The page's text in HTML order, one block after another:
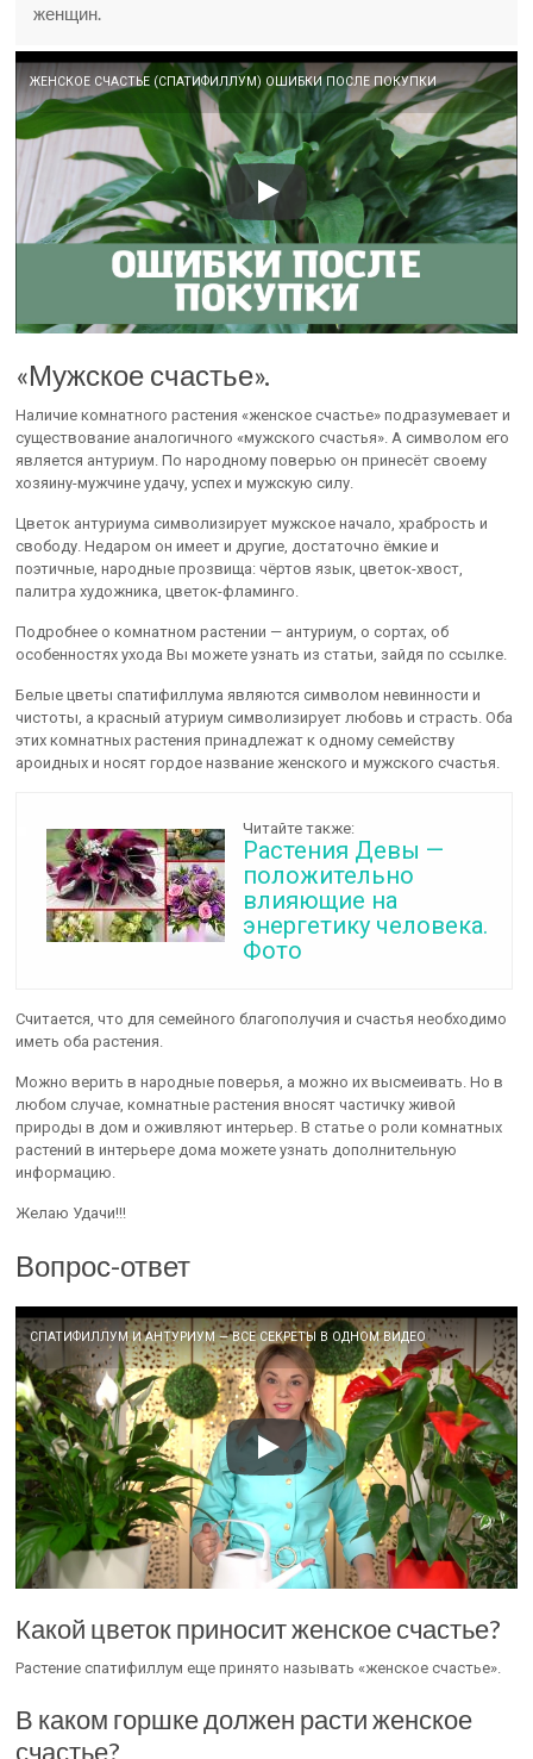
женщин.
ЖЕНСКОЕ СЧАСТЬЕ (СПАТИФИЛЛУМ) ОШИБКИ ПОСЛЕ ПОКУПКИ
«Мужское счастье».
Наличие комнатного растения «женское счастье» подразумевает и
существование аналогичного «мужского счастья». А символом его
является антуриум. По народному поверью он принесёт своему
хозяину-мужчине удачу, успех и мужскую силу.
Цветок антуриума символизирует мужское начало, храбрость и
свободу. Недаром он имеет и другие, достаточно ёмкие и
поэтичные, народные прозвища: чёртов язык, цветок-хвост,
палитра художника, цветок-фламинго.
Подробнее о комнатном растении — антуриум, о сортах, об
особенностях ухода Вы можете узнать из статьи, зайдя по ссылке.
Белые цветы спатифиллума являются символом невинности и
чистоты, а красный атуриум символизирует любовь и страсть. Оба
этих комнатных растения принадлежат к одному семейству
ароидных и носят гордое название женского и мужского счастья.
Читайте также:
Растения Девы —
положительно
влияющие на
энергетику человека.
Фото
Считается, что для семейного благополучия и счастья необходимо
иметь оба растения.
Можно верить в народные поверья, а можно их высмеивать. Но в
любом случае, комнатные растения вносят частичку живой
природы в дом и оживляют интерьер. В статье о роли комнатных
растений в интерьере дома можете узнать дополнительную
информацию.
Желаю Удачи!!!
Вопрос-ответ
СПАТИФИЛЛУМ И АНТУРИУМ — ВСЕ СЕКРЕТЫ В ОДНОМ ВИДЕО
Какой цветок приносит женское счастье?
Растение спатифиллум еще принято называть «женское счастье».
В каком горшке должен расти женское
счастье?